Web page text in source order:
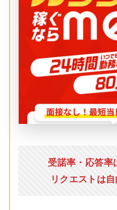
受諾率・応答率
リクエストは